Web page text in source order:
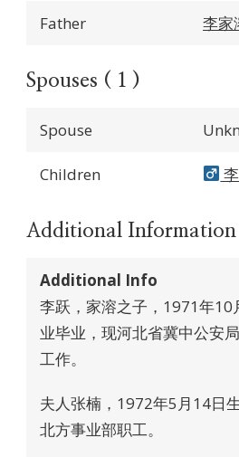
Father 李家
Spouses ( 1 )
Spouse
Children
Additional Information
Additional Info
李跃，家溶之子，1971年10
业毕业，现河北省冀中公安
工作。
夫人张楠，1972年5月14日
北方事业部职工。